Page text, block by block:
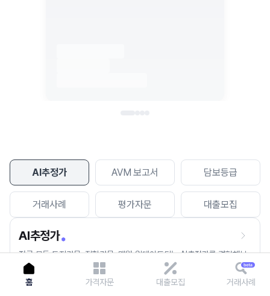
AI추정가 AVM 보고서 담보등급
거래사례 평가자문 대출모집
AI추정가
전국 모든 토지건물, 집합건물, 매월 업데이트되는 AI추정가를 경험해보
세요.
홈 가격자문 대출모집 거래사례